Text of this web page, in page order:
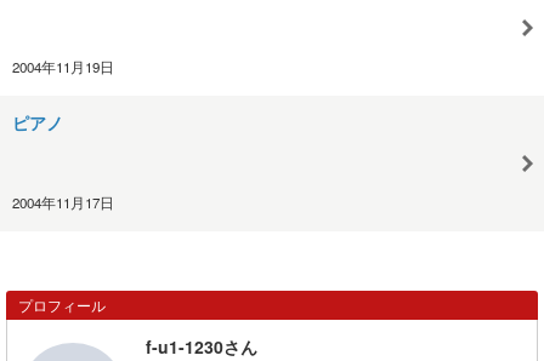
2004年11月19日
ピアノ
2004年11月17日
プロフィール
f-u1-1230さん